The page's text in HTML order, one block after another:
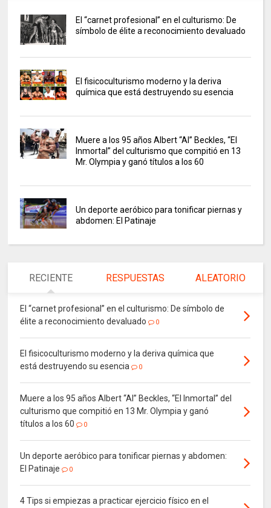
El “carnet profesional” en el culturismo: De
símbolo de élite a reconocimiento devaluado
El fisicoculturismo moderno y la deriva
química que está destruyendo su esencia
Muere a los 95 años Albert “Al” Beckles, “El
Inmortal” del culturismo que compitió en 13
Mr. Olympia y ganó títulos a los 60
Un deporte aeróbico para tonificar piernas y
abdomen: El Patinaje
RECIENTE RESPUESTAS ALEATORIO
El “carnet profesional” en el culturismo: De símbolo de
élite a reconocimiento devaluado
0
El fisicoculturismo moderno y la deriva química que
está destruyendo su esencia
0
Muere a los 95 años Albert “Al” Beckles, “El Inmortal” del
culturismo que compitió en 13 Mr. Olympia y ganó
títulos a los 60
0
Un deporte aeróbico para tonificar piernas y abdomen:
El Patinaje
0
4 Tips si empiezas a practicar ejercicio físico en el